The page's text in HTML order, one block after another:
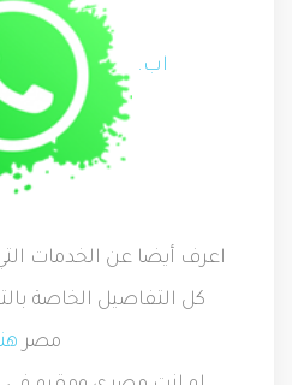
اب .
اعرف أيضا عن الخدمات
كل التفاصيل الخاصة
مصر